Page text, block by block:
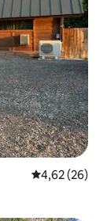
4,62 de uma
4,62 (26)